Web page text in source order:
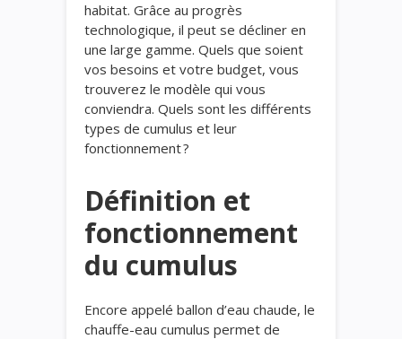
habitat. Grâce au progrès
technologique, il peut se décliner en
une large gamme. Quels que soient
vos besoins et votre budget, vous
trouverez le modèle qui vous
conviendra. Quels sont les différents
types de cumulus et leur
fonctionnement ?
Définition et
fonctionnement
du cumulus
Encore appelé ballon d’eau chaude, le
chauffe-eau cumulus permet de